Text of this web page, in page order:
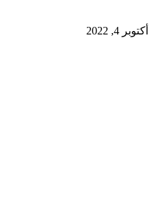
أكتوبر 4, 2022